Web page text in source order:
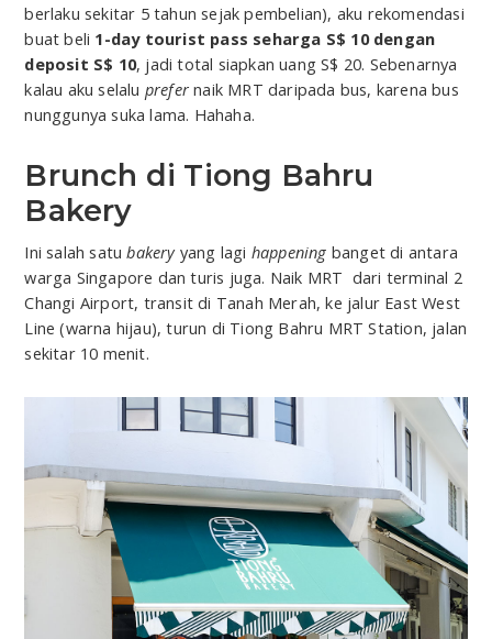
berlaku sekitar 5 tahun sejak pembelian), aku rekomendasi
buat beli 1-day tourist pass seharga S$ 10 dengan
deposit S$ 10, jadi total siapkan uang S$ 20. Sebenarnya
kalau aku selalu prefer naik MRT daripada bus, karena bus
nunggunya suka lama. Hahaha.
Brunch di Tiong Bahru
Bakery
Ini salah satubakeryyang lagi happening banget di antara
warga Singapore dan turis juga. Naik MRT dari terminal 2
Changi Airport, transit di Tanah Merah, ke jalur East West
Line (warna hijau), turun di Tiong Bahru MRT Station, jalan
sekitar 10 menit.